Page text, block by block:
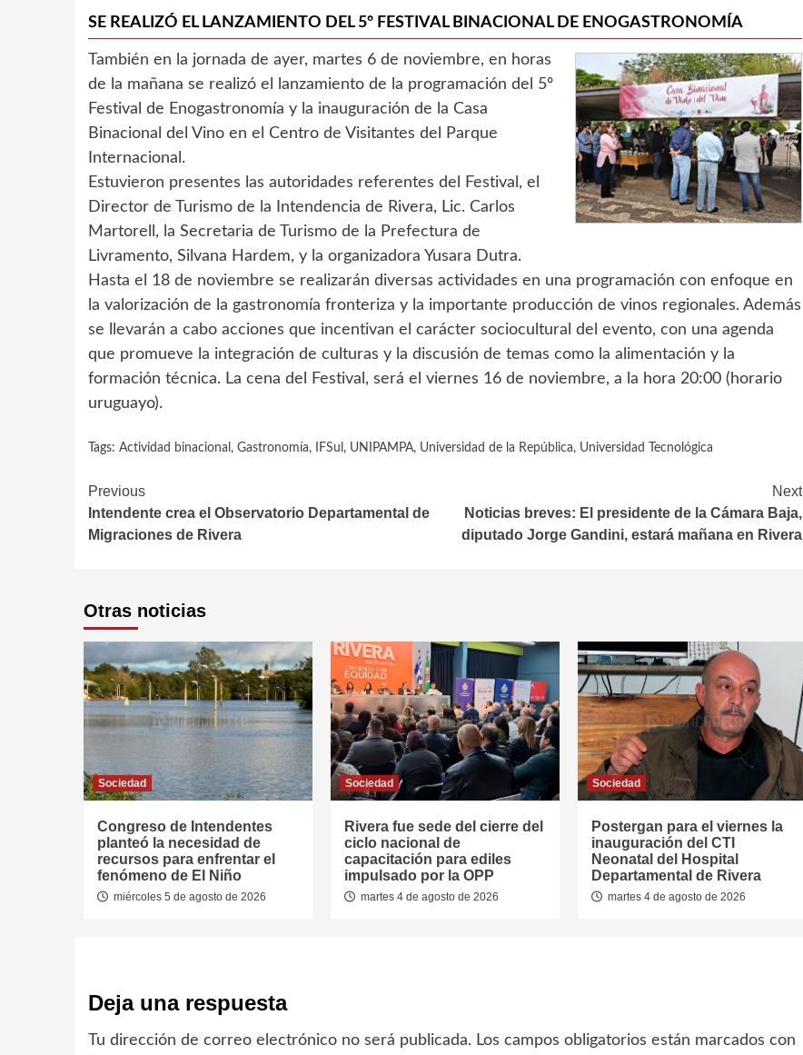
SE REALIZÓ EL LANZAMIENTO DEL 5º FESTIVAL BINACIONAL DE ENOGASTRONOMÍA
También en la jornada de ayer, martes 6 de noviembre, en horas
de la mañana se realizó el lanzamiento de la programación del 5º
Festival de Enogastronomía y la inauguración de la Casa
Binacional del Vino en el Centro de Visitantes del Parque
Internacional.
Estuvieron presentes las autoridades referentes del Festival, el
Director de Turismo de la Intendencia de Rivera, Lic. Carlos
Martorell, la Secretaria de Turismo de la Prefectura de
Livramento, Silvana Hardem, y la organizadora Yusara Dutra.
Hasta el 18 de noviembre se realizarán diversas actividades en una programación con enfoque en
la valorización de la gastronomía fronteriza y la importante producción de vinos regionales. Además
se llevarán a cabo acciones que incentivan el carácter sociocultural del evento, con una agenda
que promueve la integración de culturas y la discusión de temas como la alimentación y la
formación técnica. La cena del Festival, será el viernes 16 de noviembre, a la hora 20:00 (horario
uruguayo).
Tags: Actividad binacional , Gastronomía, IFSul , UNIPAMPA, Universidad de la República, Universidad Tecnológica
Continue
Reading
Previous
Intendente crea el Observatorio Departamental de
Migraciones de Rivera
Next
Noticias breves: El presidente de la Cámara Baja,
diputado Jorge Gandini, estará mañana en Rivera
Otras noticias
Sociedad
Congreso de Intendentes
planteó la necesidad de
recursos para enfrentar el
fenómeno de El Niño
miércoles 5 de agosto de 2026
Sociedad
Rivera fue sede del cierre del
ciclo nacional de
capacitación para ediles
impulsado por la OPP
martes 4 de agosto de 2026
Sociedad
Postergan para el viernes la
inauguración del CTI
Neonatal del Hospital
Departamental de Rivera
martes 4 de agosto de 2026
Deja una respuesta
Tu dirección de correo electrónico no será publicada. Los campos obligatorios están marcados con